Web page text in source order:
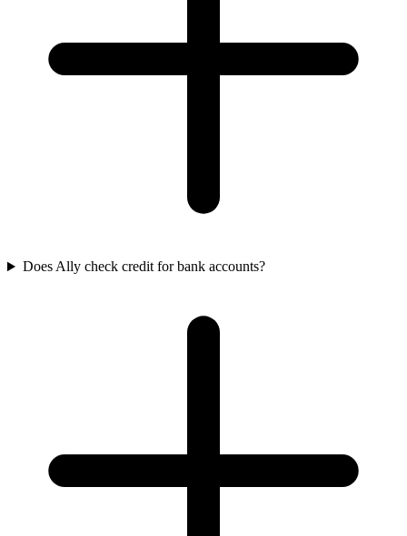
Does Ally check credit for bank accounts?